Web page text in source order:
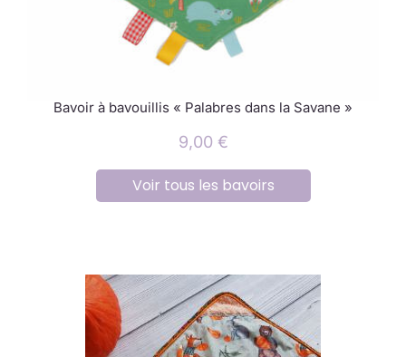
Bavoir à bavouillis « Palabres dans la Savane »
9,00 €
Voir tous les bavoirs